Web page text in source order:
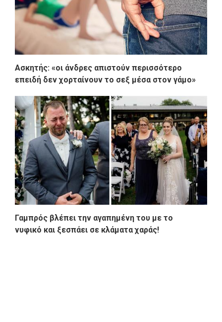
Ασκητής: «οι άνδρες απιστούν περισσότερο
επειδή δεν χορταίνουν το σεξ μέσα στον γάμο»
Γαμπρός βλέπει την αγαπημένη του με το
νυφικό και ξεσπάει σε κλάματα χαράς!